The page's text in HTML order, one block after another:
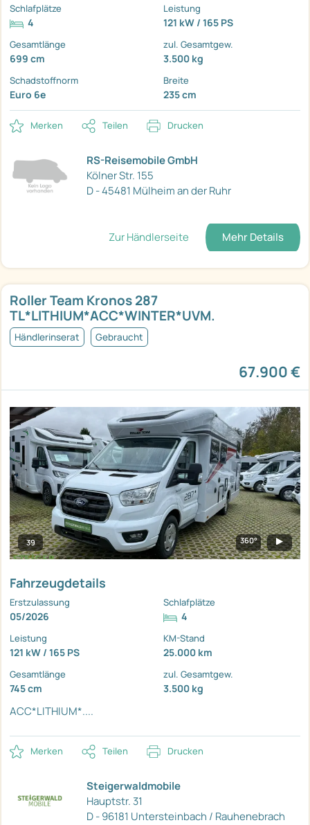
Schlafplätze
4
Leistung
121 kW / 165 PS
Gesamtlänge
699 cm
zul. Gesamtgew.
3.500 kg
Schadstoffnorm
Euro 6e
Breite
235 cm
Merken Teilen Drucken
RS-Reisemobile GmbH
Kölner Str. 155
D - 45481 Mülheim an der Ruhr
Zur Händlerseite Mehr Details
Roller Team Kronos 287
TL*LITHIUM*ACC*WINTER*UVM.
Händlerinserat Gebraucht
67.900 €
39 360°
Fahrzeugdetails
Erstzulassung
05/2026
Schlafplätze
4
Leistung
121 kW / 165 PS
KM-Stand
25.000 km
Gesamtlänge
745 cm
zul. Gesamtgew.
3.500 kg
ACC*LITHIUM*....
Merken Teilen Drucken
Steigerwaldmobile
Hauptstr. 31
D - 96181 Untersteinbach / Rauhenebrach